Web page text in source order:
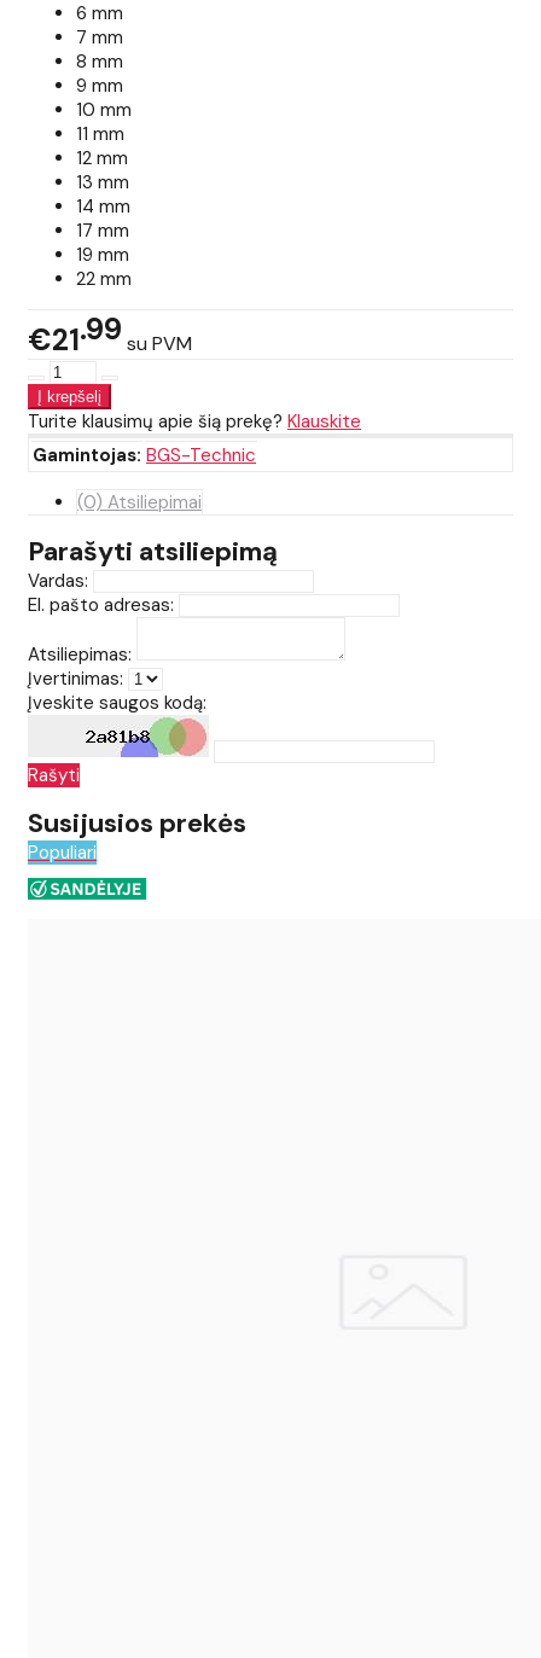
6 mm
7 mm
8 mm
9 mm
10 mm
11 mm
12 mm
13 mm
14 mm
17 mm
19 mm
22 mm
€21 99 su PVM
Turite klausimų apie šią prekę? Klauskite
Gamintojas: BGS-Technic
(0) Atsiliepimai
Parašyti atsiliepimą
Vardas:
El. pašto adresas:
Atsiliepimas:
Įvertinimas:
Įveskite saugos kodą:
Rašyti
Susijusios prekės
Populiari